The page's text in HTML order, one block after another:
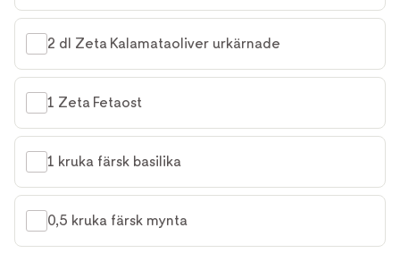
2 dl Zeta Kalamataoliver urkärnade
1 Zeta Fetaost
1 kruka färsk basilika
0,5 kruka färsk mynta